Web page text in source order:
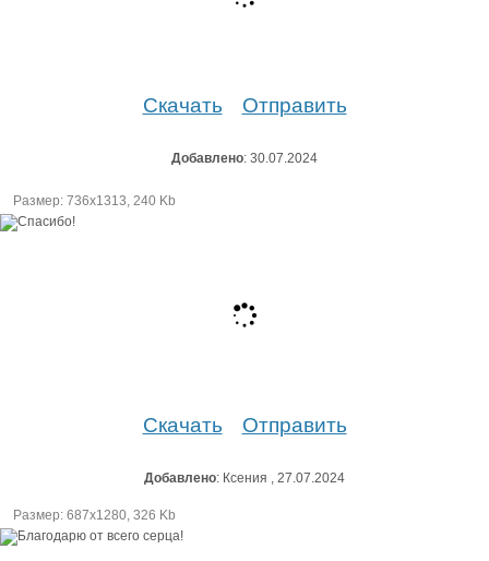
Скачать Отправить
Добавлено: 30.07.2024
Размер: 736х1313, 240 Kb
Скачать Отправить
Добавлено: Ксения , 27.07.2024
Размер: 687х1280, 326 Kb